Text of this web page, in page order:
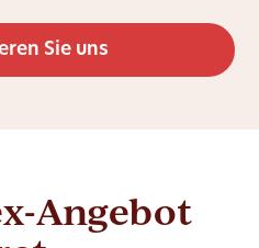
Sie uns
Angebot